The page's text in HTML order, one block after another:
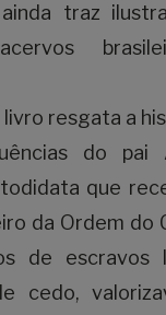
traz
livro resgata a
do pai
que
da Ordem do
de escravos
cedo,